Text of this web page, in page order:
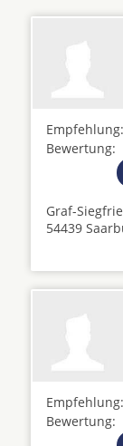
Empfehlung:
Bewertung:
Graf-
54439
Empfehlung:
Bewertung: